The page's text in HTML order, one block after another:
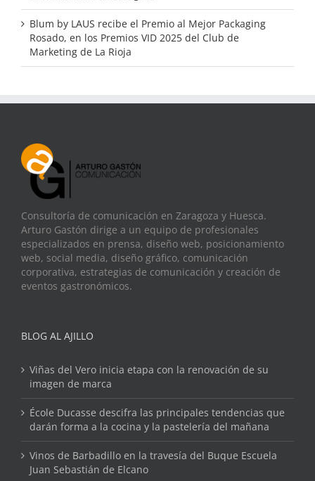
Blum by LAUS recibe el Premio al Mejor Packaging
Rosado, en los Premios VID 2025 del Club de
Marketing de La Rioja
Consultoría de comunicación en Zaragoza y Huesca.
Arturo Gastón dirige a un equipo de profesionales
especializados en prensa, diseño web, posicionamiento
web, social media, diseño gráfico, comunicación
corporativa, estrategias de comunicación y creación de
eventos gastronómicos.
BLOG AL AJILLO
Viñas del Vero inicia etapa con la renovación de su
imagen de marca
École Ducasse descifra las principales tendencias que
darán forma a la cocina y la pastelería del mañana
Vinos de Barbadillo en la travesía del Buque Escuela
Juan Sebastián de Elcano